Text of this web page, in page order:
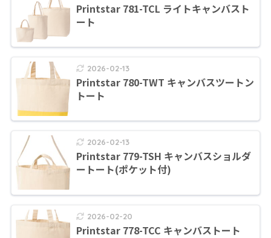
Printstar 781-TCL ライトキャンバスト
ート
2026-02-13
Printstar 780-TWT キャンバスツートン
トート
2026-02-13
Printstar 779-TSH キャンバスショルダ
ートート(ポケット付)
2026-02-20
Printstar 778-TCC キャンバストート